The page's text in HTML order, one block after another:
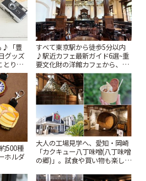
♪「豊
グッズ
とりっ
すべて東京駅から徒歩5分以内
♪駅近カフェ最新ガイド6選~重
要文化財の洋館カフェから、改
札すぐのレトロ喫茶まで~ | こと
りっぷ
500種
ホルダ
とりっ
大人の工場見学へ、愛知・岡崎
「カクキュー八丁味噌(八丁味噌
の郷)」。試食や買い物も楽しみ